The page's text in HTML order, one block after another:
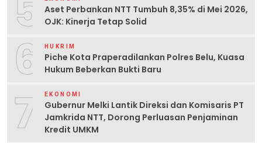
5
Aset Perbankan NTT Tumbuh 8,35% di Mei 2026,
OJK: Kinerja Tetap Solid
6 HUKRIM
Piche Kota Praperadilankan Polres Belu, Kuasa
Hukum Beberkan Bukti Baru
7 EKONOMI
Gubernur Melki Lantik Direksi dan Komisaris PT
Jamkrida NTT, Dorong Perluasan Penjaminan
Kredit UMKM